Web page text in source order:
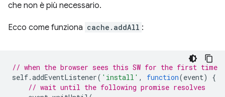
che non è più necessario.
Ecco come funziona cache.addAll :
// when the browser sees this SW for the first time
self.addEventListener( 'install' , function(event)
{
// wait until the following promise resolves